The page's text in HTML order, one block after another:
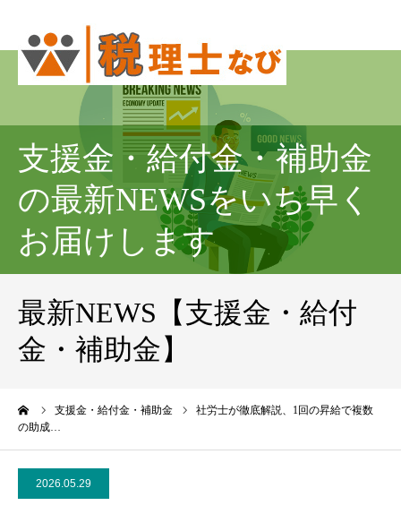
支援金・給付金・補助金
の最新NEWSをいち早く
お届けします
最新NEWS【支援金・給付
金・補助金】
支援金・給付金・補助金
社労士が徹底解説、1回の昇給で複数
の助成…
2026.05.29